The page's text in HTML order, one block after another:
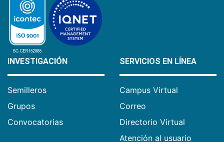
INVESTIGACIÓN
Semilleros
Grupos
Convocatorias
SERVICIOS EN LÍNEA
Campus Virtual
Correo
Directorio Virtual
Atención al usuario